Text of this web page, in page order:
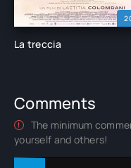
La treccia
Comments
The minimum
yourself and others!